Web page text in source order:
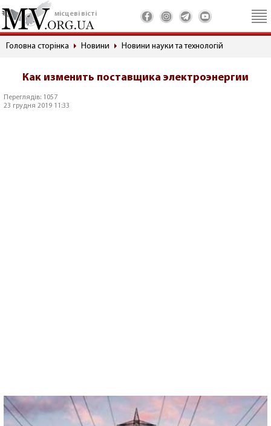
місцеві вісті
Головна сторінка Новини Новини науки та технологій
Как изменить поставщика электроэнергии
Переглядів: 1057
23 грудня 2019 11:33